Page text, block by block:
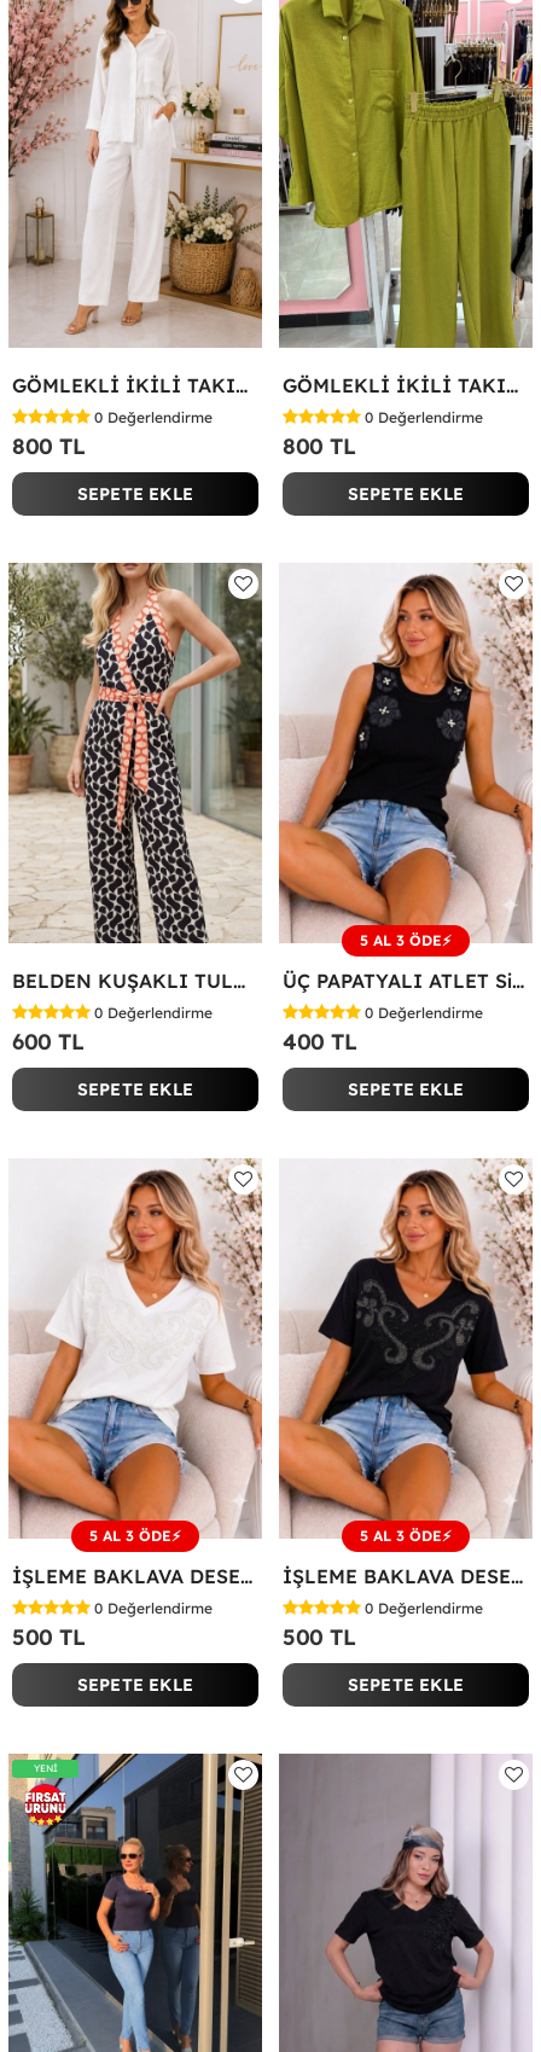
GÖMLEKLİ İKİLİ TAKIM Beyaz
0 Değerlendirme
800 TL
SEPETE EKLE
GÖMLEKLİ İKİLİ TAKIM Yeşil
0 Değerlendirme
800 TL
SEPETE EKLE
BELDEN KUŞAKLI TULUM Siyah
0 Değerlendirme
600 TL
SEPETE EKLE
5 AL 3 ÖDE⚡
ÜÇ PAPATYALI ATLET Siyah
0 Değerlendirme
400 TL
SEPETE EKLE
5 AL 3 ÖDE⚡
İŞLEME BAKLAVA DESEN TİŞÖRT Beyaz
0 Değerlendirme
500 TL
SEPETE EKLE
5 AL 3 ÖDE⚡
İŞLEME BAKLAVA DESEN TİŞÖRT Siyah
0 Değerlendirme
500 TL
SEPETE EKLE
YENİ